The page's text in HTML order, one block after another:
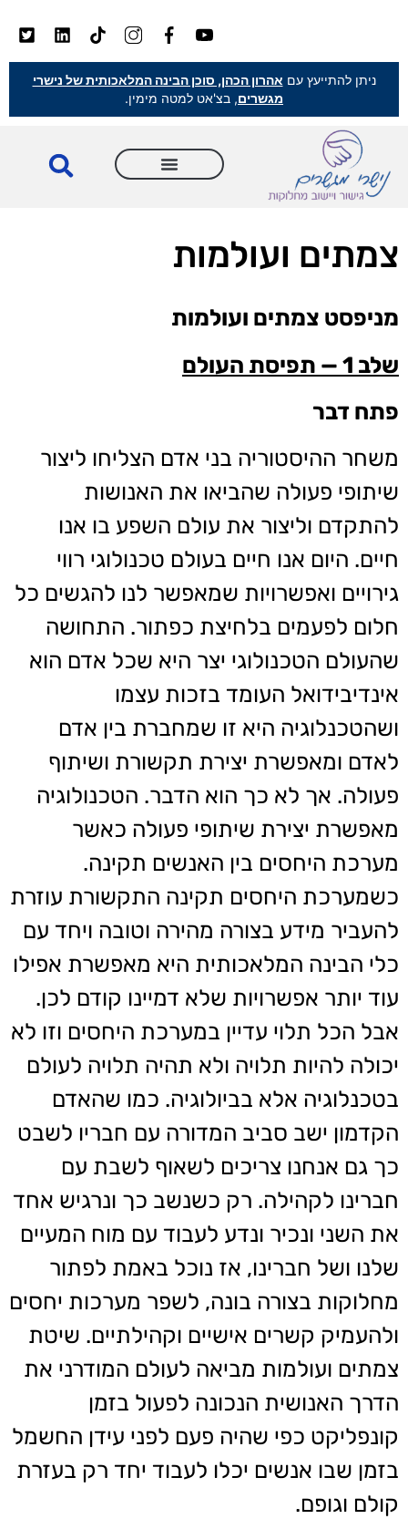
ניתן להתייעץ עם אהרון הכהן, סוכן הבינה המלאכותית של נישרי
מגשרים, בצ'אט למטה מימין.
צמתים ועולמות
מניפסט צמתים ועולמות
שלב 1 — תפיסת העולם
פתח דבר
משחר ההיסטוריה בני אדם הצליחו ליצור
שיתופי פעולה שהביאו את האנושות
להתקדם וליצור את עולם השפע בו אנו
חיים. היום אנו חיים בעולם טכנולוגי רווי
גירויים ואפשרויות שמאפשר לנו להגשים כל
חלום לפעמים בלחיצת כפתור. התחושה
שהעולם הטכנולוגי יצר היא שכל אדם הוא
אינדיבידואל העומד בזכות עצמו
ושהטכנלוגיה היא זו שמחברת בין אדם
לאדם ומאפשרת יצירת תקשורת ושיתוף
פעולה. אך לא כך הוא הדבר. הטכנולוגיה
מאפשרת יצירת שיתופי פעולה כאשר
מערכת היחסים בין האנשים תקינה.
כשמערכת היחסים תקינה התקשורת עוזרת
להעביר מידע בצורה מהירה וטובה ויחד עם
כלי הבינה המלאכותית היא מאפשרת אפילו
עוד יותר אפשרויות שלא דמיינו קודם לכן.
אבל הכל תלוי עדיין במערכת היחסים וזו לא
יכולה להיות תלויה ולא תהיה תלויה לעולם
בטכנלוגיה אלא בביולוגיה. כמו שהאדם
הקדמון ישב סביב המדורה עם חבריו לשבט
כך גם אנחנו צריכים לשאוף לשבת עם
חברינו לקהילה. רק כשנשב כך ונרגיש אחד
את השני ונכיר ונדע לעבוד עם מוח המעיים
שלנו ושל חברינו, אז נוכל באמת לפתור
מחלוקות בצורה בונה, לשפר מערכות יחסים
ולהעמיק קשרים אישיים וקהילתיים. שיטת
צמתים ועולמות מביאה לעולם המודרני את
הדרך האנושית הנכונה לפעול בזמן
קונפליקט כפי שהיה פעם לפני עידן החשמל
בזמן שבו אנשים יכלו לעבוד יחד רק בעזרת
קולם וגופם.